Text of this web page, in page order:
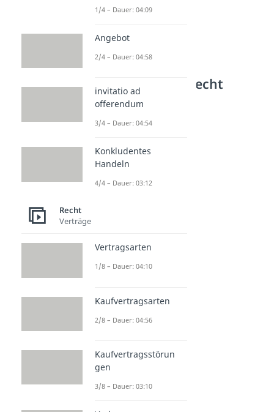
Weitere Inhalte: Recht
Recht Begrifflichkeiten
Dauer: 03:08
Dauer: 02:43
Deklaratorisch
Dauer: 02:19
Unverzüglich
1/4 – Dauer: 04:09
Angebot
2/4 – Dauer: 04:58
invitatio ad
offerendum
3/4 – Dauer: 04:54
Konkludentes
Handeln
4/4 – Dauer: 03:12
Recht
Verträge
Vertragsarten
1/8 – Dauer: 04:10
Kaufvertragsarten
2/8 – Dauer: 04:56
Kaufvertragsstörun
gen
3/8 – Dauer: 03:10